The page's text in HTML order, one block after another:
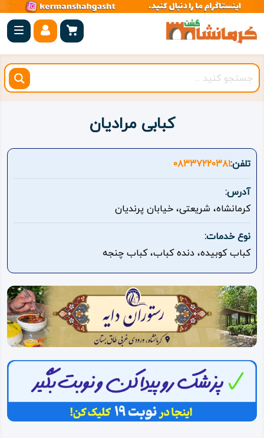
صفحه
اصلی
کرمانشاه
شهرستان
بیستون
روستاهای
هدف
اقامتگاه
ویژه
ویدئو
درباره
ما
کبابی مرادیان
تلفن:۰۸۳۳۷۲۲۰۳۸۱
آدرس:
کرمانشاه، شریعتی، خیابان پرندیان
نوع خدمات:
کباب کوبیده، دنده کباب، کباب چنجه